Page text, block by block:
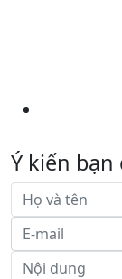
Ý kiến bạn